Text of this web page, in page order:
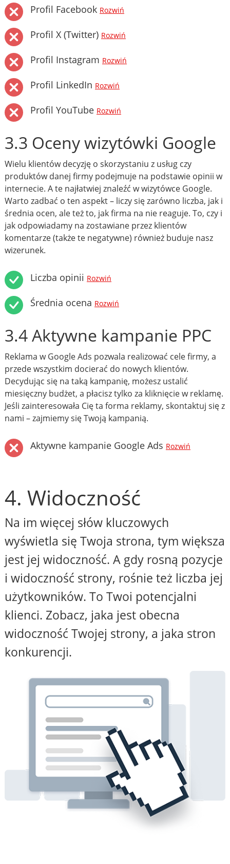
Profil Facebook Rozwiń
Profil X (Twitter) Rozwiń
Profil Instagram Rozwiń
Profil LinkedIn Rozwiń
Profil YouTube Rozwiń
3.3 Oceny wizytówki Google
Wielu klientów decyzję o skorzystaniu z usług czy
produktów danej firmy podejmuje na podstawie opinii w
internecie. A te najłatwiej znaleźć w wizytówce Google.
Warto zadbać o ten aspekt – liczy się zarówno liczba, jak i
średnia ocen, ale też to, jak firma na nie reaguje. To, czy i
jak odpowiadamy na zostawiane przez klientów
komentarze (także te negatywne) również buduje nasz
wizerunek.
Liczba opinii Rozwiń
Średnia ocena Rozwiń
3.4 Aktywne kampanie PPC
Reklama w Google Ads pozwala realizować cele firmy, a
przede wszystkim docierać do nowych klientów.
Decydując się na taką kampanię, możesz ustalić
miesięczny budżet, a płacisz tylko za kliknięcie w reklamę.
Jeśli zainteresowała Cię ta forma reklamy, skontaktuj się z
nami – zajmiemy się Twoją kampanią.
Aktywne kampanie Google Ads Rozwiń
4. Widoczność
Na im więcej słów kluczowych
wyświetla się Twoja strona, tym większa
jest jej widoczność. A gdy rosną pozycje
i widoczność strony, rośnie też liczba jej
użytkowników. To Twoi potencjalni
klienci. Zobacz, jaka jest obecna
widoczność Twojej strony, a jaka stron
konkurencji.